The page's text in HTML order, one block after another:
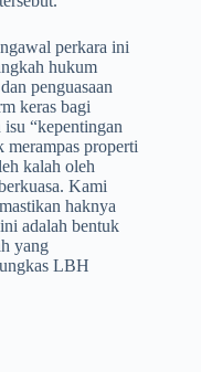
perkara ini
hukum
penguasaan
keras bagi
“kepentingan
merampas properti
kalah oleh
Kami
haknya
adalah bentuk
yang
LBH